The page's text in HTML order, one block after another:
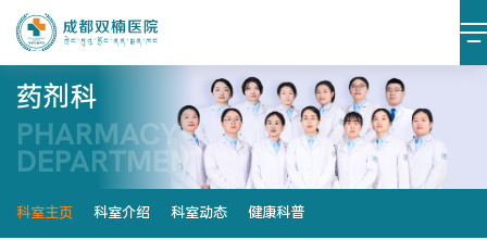
医院简介 医院文化
设施设备
药剂科
PHARMACY
DEPARTMENT
科室主页 科室介绍 科室动态 健康科普